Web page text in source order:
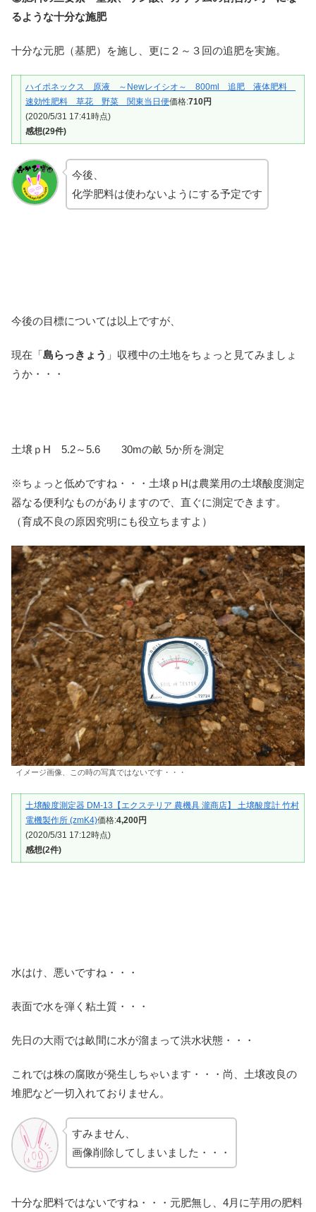
るような十分な施肥
十分な元肥（基肥）を施し、更に２～３回の追肥を実施。
ハイポネックス 原液 ～Newレイシオ～ 800ml 追肥 液体肥料
速効性肥料 草花 野菜 関東当日便価格:710円
(2020/5/31 17:41時点)
感想(29件)
今後、
化学肥料は使わないようにする予定です
今後の目標については以上ですが、
現在「 島らっきょう 」収穫中の土地をちょっと見てみましょ
うか・・・
土壌ｐH 5.2～5.6 30mの畝 5か所を測定
※ちょっと低めですね・・・土壌ｐHは農業用の土壌酸度測定
器なる便利なものがありますので、直ぐに測定できます。
（育成不良の原因究明にも役立ちますよ）
イメージ画像、この時の写真ではないです・・・
土壌酸度測定器 DM-13【エクステリア 農機具 瀧商店】 土壌酸度計 竹村
電機製作所 (zmK4)価格:4,200円
(2020/5/31 17:12時点)
感想(2件)
水はけ、悪いですね・・・
表面で水を弾く粘土質・・・
先日の大雨では畝間に水が溜まって洪水状態・・・
これでは株の腐敗が発生しちゃいます・・・尚、土壌改良の
堆肥など一切入れておりません。
すみません、
画像削除してしまいました・・・
十分な肥料ではないですね・・・元肥無し、4月に芋用の肥料